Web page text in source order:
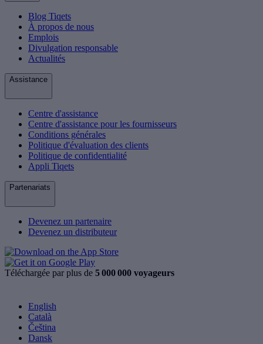
Blog Tiqets
À propos de nous
Emplois
Divulgation responsable
Actualités
Assistance
Centre d'assistance
Centre d'assistance pour les fournisseurs
Conditions générales
Politique d'évaluation des clients
Politique de confidentialité
Appli Tiqets
Partenariats
Devenez un partenaire
Devenez un distributeur
Téléchargée par plus de 5 000 000 voyageurs
English
Català
Čeština
Dansk